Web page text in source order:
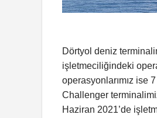
Dörtyol deniz
işletmeciliğindeki
operasyonlarımız ise
Challenger
Haziran 2021’de